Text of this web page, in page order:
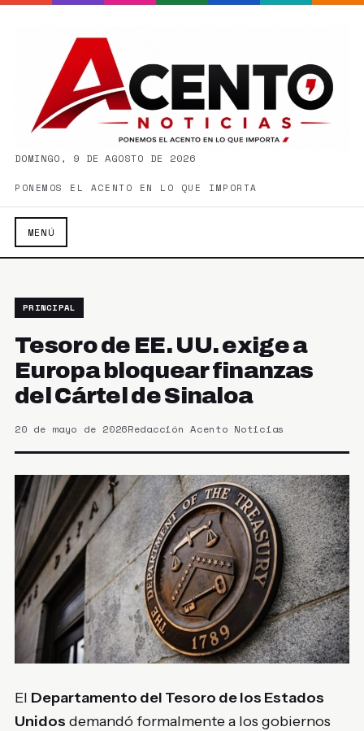
DOMINGO, 9 DE AGOSTO DE 2026
PONEMOS EL ACENTO EN LO QUE IMPORTA
MENÚ
PRINCIPAL
Tesoro de EE. UU. exige a
Europa bloquear finanzas
del Cártel de Sinaloa
20 de mayo de 2026Redacción Acento Noticias
El Departamento del Tesoro de los Estados
Unidos demandó formalmente a los gobiernos